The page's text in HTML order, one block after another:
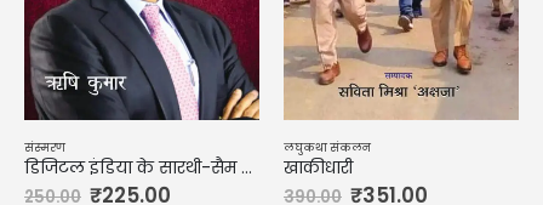
संस्मरण
डिजिटल इंडिया के सारथी-सैम पित्रोदा
250.00 ₹225.00
लघुकथा संकलन
खाकीधारी
390.00 ₹351.00